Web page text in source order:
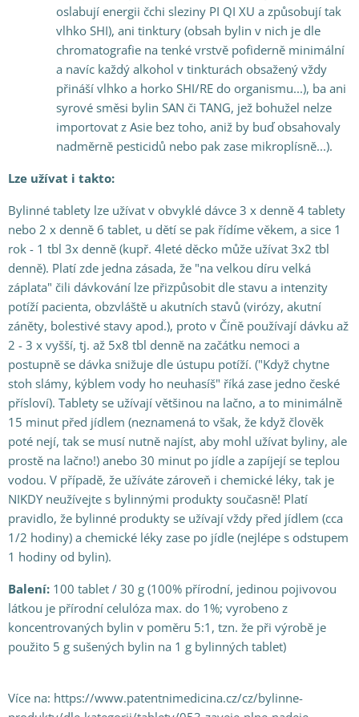
oslabují energii čchi sleziny PI QI XU a způsobují tak
vlhko SHI), ani tinktury (obsah bylin v nich je dle
chromatografie na tenké vrstvě pofiderně minimální
a navíc každý alkohol v tinkturách obsažený vždy
přináší vlhko a horko SHI/RE do organismu...), ba ani
syrové směsi bylin SAN či TANG, jež bohužel nelze
importovat z Asie bez toho, aniž by buď obsahovaly
nadměrně pesticidů nebo pak zase mikroplísně...).
Lze užívat i takto:
Bylinné tablety lze užívat v obvyklé dávce 3 x denně 4 tablety
nebo 2 x denně 6 tablet, u dětí se pak řídíme věkem, a sice 1
rok - 1 tbl 3x denně (kupř. 4leté děcko může užívat 3x2 tbl
denně). Platí zde jedna zásada, že "na velkou díru velká
záplata" čili dávkování lze přizpůsobit dle stavu a intenzity
potíží pacienta, obzvláště u akutních stavů (virózy, akutní
záněty, bolestivé stavy apod.), proto v Číně používají dávku až
2 - 3 x vyšší, tj. až 5x8 tbl denně na začátku nemoci a
postupně se dávka snižuje dle ústupu potíží. ("Když chytne
stoh slámy, kýblem vody ho neuhasíš" říká zase jedno české
přísloví). Tablety se užívají většinou na lačno, a to minimálně
15 minut před jídlem (neznamená to však, že když člověk
poté nejí, tak se musí nutně najíst, aby mohl užívat byliny, ale
prostě na lačno!) anebo 30 minut po jídle a zapíjejí se teplou
vodou. V případě, že užíváte zároveň i chemické léky, tak je
NIKDY neužívejte s bylinnými produkty současně! Platí
pravidlo, že bylinné produkty se užívají vždy před jídlem (cca
1/2 hodiny) a chemické léky zase po jídle (nejlépe s odstupem
1 hodiny od bylin).
Balení: 100 tablet / 30 g (100% přírodní, jedinou pojivovou
látkou je přírodní celulóza max. do 1%; vyrobeno z
koncentrovaných bylin v poměru 5:1, tzn. že při výrobě je
použito 5 g sušených bylin na 1 g bylinných tablet)
Více na: https://www.patentnimedicina.cz/cz/bylinne-